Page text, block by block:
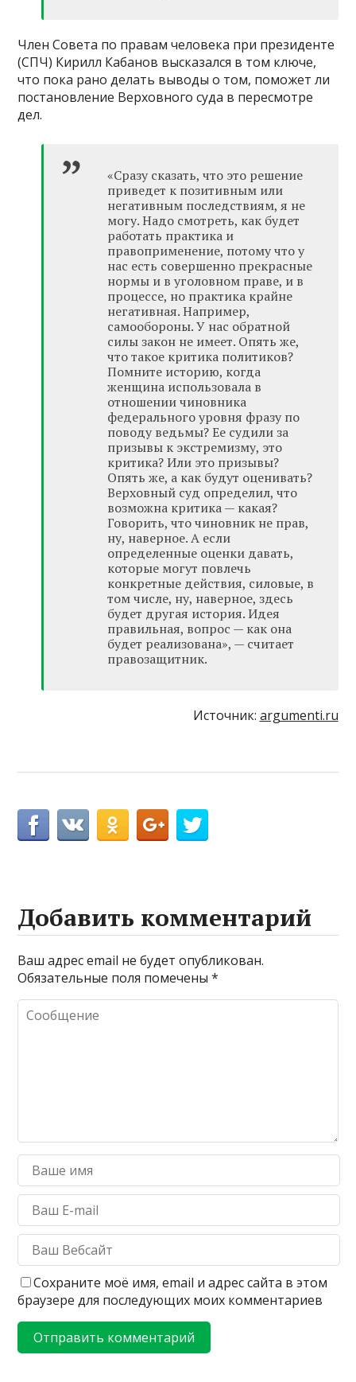
Член Совета по правам человека при президенте
(СПЧ) Кирилл Кабанов высказался в том ключе,
что пока рано делать выводы о том, поможет ли
постановление Верховного суда в пересмотре
дел.
«Сразу сказать, что это решение
приведет к позитивным или
негативным последствиям, я не
могу. Надо смотреть, как будет
работать практика и
правоприменение, потому что у
нас есть совершенно прекрасные
нормы и в уголовном праве, и в
процессе, но практика крайне
негативная. Например,
самообороны. У нас обратной
силы закон не имеет. Опять же,
что такое критика политиков?
Помните историю, когда
женщина использовала в
отношении чиновника
федерального уровня фразу по
поводу ведьмы? Ее судили за
призывы к экстремизму, это
критика? Или это призывы?
Опять же, а как будут оценивать?
Верховный суд определил, что
возможна критика — какая?
Говорить, что чиновник не прав,
ну, наверное. А если
определенные оценки давать,
которые могут повлечь
конкретные действия, силовые, в
том числе, ну, наверное, здесь
будет другая история. Идея
правильная, вопрос — как она
будет реализована», — считает
правозащитник.
Источник: argumenti.ru
Добавить комментарий
Ваш адрес email не будет опубликован.
Обязательные поля помечены*
Сохраните моё имя, email и адрес сайта в этом
браузере для последующих моих комментариев